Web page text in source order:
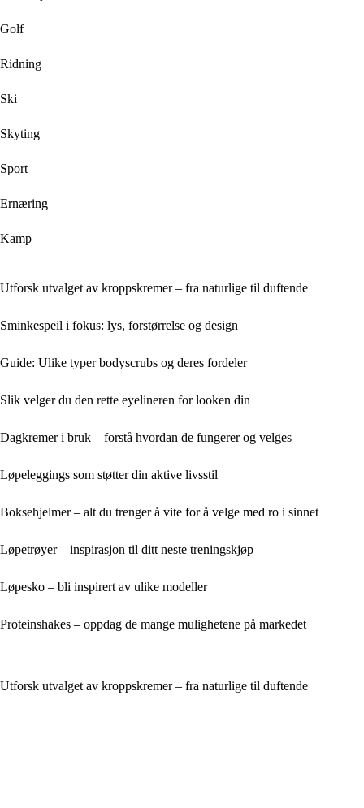
Golf
Ridning
Ski
Skyting
Sport
Ernæring
Kamp
Utforsk utvalget av kroppskremer – fra naturlige til duftende
Sminkespeil i fokus: lys, forstørrelse og design
Guide: Ulike typer bodyscrubs og deres fordeler
Slik velger du den rette eyelineren for looken din
Dagkremer i bruk – forstå hvordan de fungerer og velges
Løpeleggings som støtter din aktive livsstil
Boksehjelmer – alt du trenger å vite for å velge med ro i sinnet
Løpetrøyer – inspirasjon til ditt neste treningskjøp
Løpesko – bli inspirert av ulike modeller
Proteinshakes – oppdag de mange mulighetene på markedet
Utforsk utvalget av kroppskremer – fra naturlige til duftende